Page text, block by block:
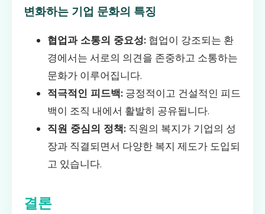
변화하는 기업 문화의 특징
협업과 소통의 중요성: 협업이 강조되는 환
경에서는 서로의 의견을 존중하고 소통하는
문화가 이루어집니다.
적극적인 피드백: 긍정적이고 건설적인 피드
백이 조직 내에서 활발히 공유됩니다.
직원 중심의 정책: 직원의 복지가 기업의 성
장과 직결되면서 다양한 복지 제도가 도입되
고 있습니다.
결론